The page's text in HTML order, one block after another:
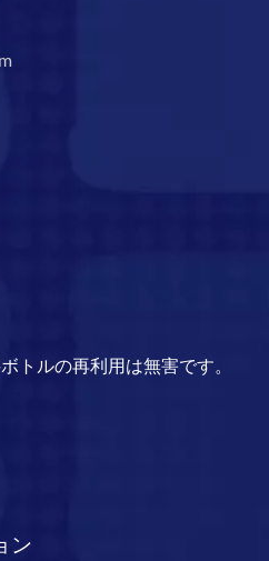
トルの再利用は無害です。
ン